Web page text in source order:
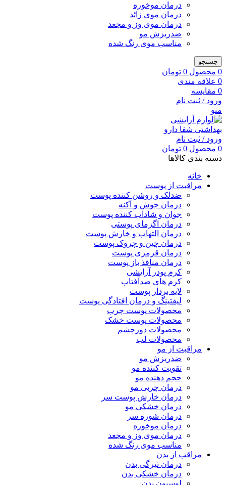
درمان موخوره
درمان موی زائد
درمان موی وز و مجعد
ضدریزش مو
مناسب موی رنگ شده
جستجو
0 محصول 0 تومان
0 علاقه مندی
0 مقایسه
ورود / ثبت نام
منو
ورود / ثبت نام
0 محصول 0 تومان
دسته بندی کالاها
خانه
مراقبت از پوست
ضدلک و روشن کننده پوست
درمان جوش و آکنه
جوان و شاداب کننده پوست
درمان اگزمای پوستی
درمان التهاب و خارش پوست
درمان چین و چروک پوست
درمان قرمزی پوست
درمان منافذ باز پوست
کرم پودر آرایشی
کرم های ضدآفتاب
لایه بردار پوست
لیفتینگ و درمان افتادگی پوست
محصولات پوست چرب
محصولات پوست خشک
محصولات دورچشم
محصولات لب
مراقبت از مو
ضدریزش مو
تقویت کننده مو
حجم دهنده مو
درمان چربی مو
درمان خارش پوست سر
درمان خشکی مو
درمان شوره سر
درمان موخوره
درمان موی وز و مجعد
مناسب موی رنگ شده
مراقب از بدن
درمان تیرگی بدن
درمان خشکی بدن
لوسیون بدن